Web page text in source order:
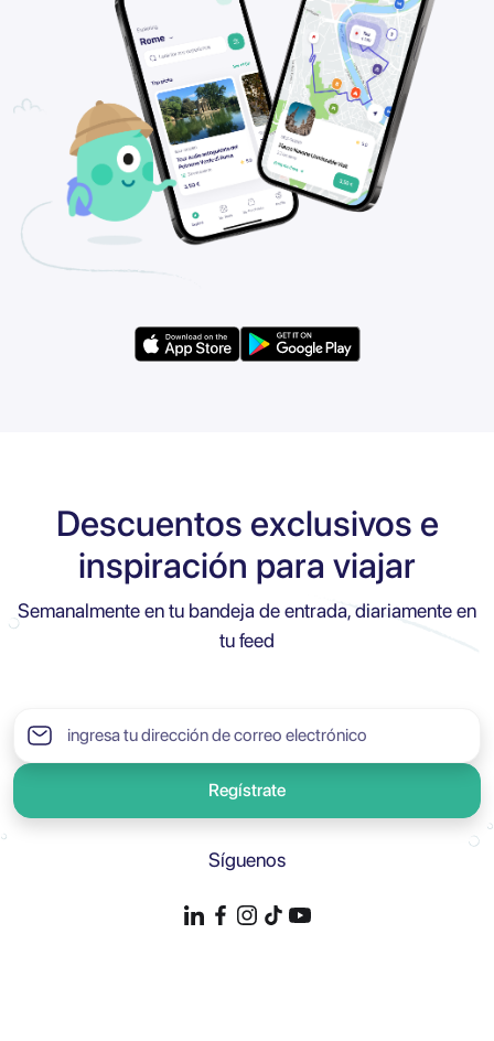
Descuentos exclusivos e
inspiración para viajar
Semanalmente en tu bandeja de entrada, diariamente en
tu feed
Regístrate
Síguenos